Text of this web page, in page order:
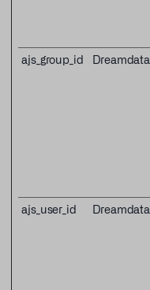
ajs_group_id Dreamdata
ajs_user_id Dreamdata